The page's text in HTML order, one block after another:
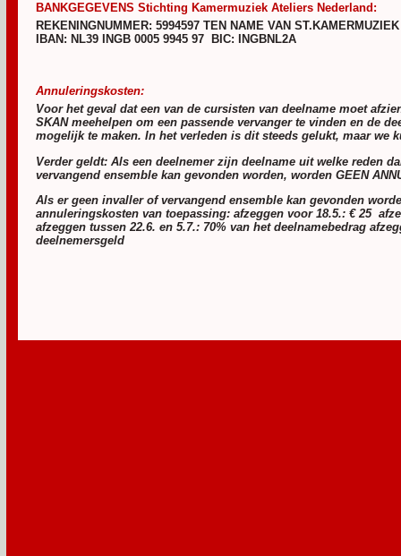
BANKGEGEVENS Stichting Kamermuziek Ateliers Nederland:
REKENINGNUMMER: 5994597 TEN NAME VAN
IBAN: NL39 INGB 0005 9945 97 BIC: INGBNL2A
Annuleringskosten:
Voor het geval dat een van de cursisten van deelname moet
SKAN meehelpen om een passende vervanger te vinden en de
mogelijk te maken. In het verleden is dit steeds gelukt, maar we
Verder geldt: Als een deelnemer zijn deelname uit welke reden
vervangend ensemble kan gevonden worden, worden GEEN
Als er geen invaller of vervangend ensemble kan gevonden
annuleringskosten van toepassing: afzeggen voor 18.5.: € 25
afzeggen tussen 22.6. en 5.7.: 70% van het deelnamebedrag
deelnemersgeld